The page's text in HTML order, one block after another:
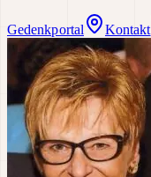
Gedenkportal Kontakt